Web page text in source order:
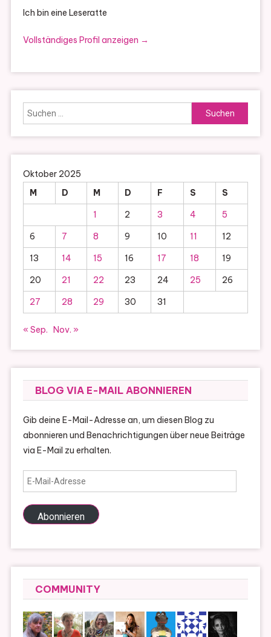
Ich bin eine Leseratte
Vollständiges Profil anzeigen →
Suchen
nach:
Oktober 2025
M
D M D F S
S
1
2 3 4
5
6
7 8 9 10 11
12
13
14 15 16 17 18
19
20
21 22 23 24 25
26
27
28 29 30 31
« Sep. Nov. »
BLOG VIA E-MAIL ABONNIEREN
Gib deine E-Mail-Adresse an, um diesen Blog zu
abonnieren und Benachrichtigungen über neue Beiträge
via E-Mail zu erhalten.
E-
Mail-
Adresse
Abonnieren
COMMUNITY